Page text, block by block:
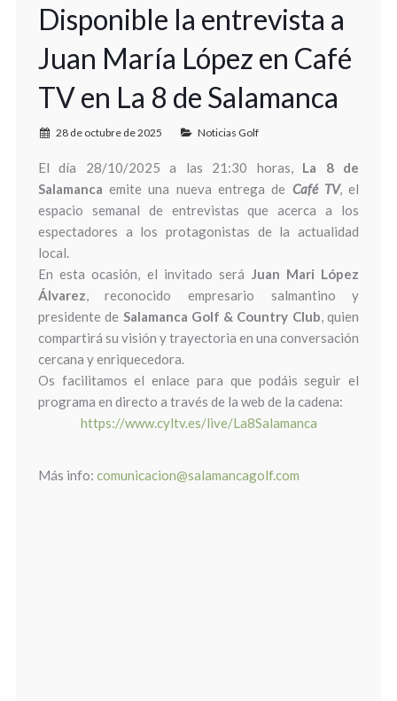
Disponible la entrevista a
Juan María López en Café
TV en La 8 de Salamanca
28 de octubre de 2025 Noticias Golf
El día 28/10/2025 a las 21:30 horas, La 8 de
Salamanca emite una nueva entrega de Café TV, el
espacio semanal de entrevistas que acerca a los
espectadores a los protagonistas de la actualidad
local.
En esta ocasión, el invitado será Juan Mari López
Álvarez, reconocido empresario salmantino y
presidente de Salamanca Golf & Country Club, quien
compartirá su visión y trayectoria en una conversación
cercana y enriquecedora.
Os facilitamos el enlace para que podáis seguir el
programa en directo a través de la web de la cadena:
https://www.cyltv.es/live/La8Salamanca
Más info: comunicacion@salamancagolf.com